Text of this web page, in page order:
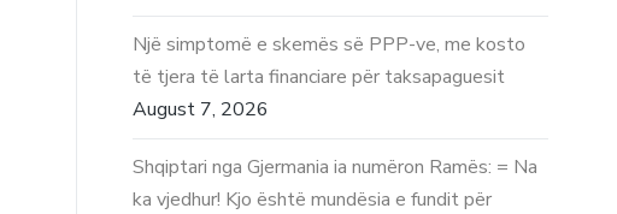
Një simptomë e skemës së PPP-ve, me kosto
të tjera të larta financiare për taksapaguesit
August 7, 2026
Shqiptari nga Gjermania ia numëron Ramës: = Na
ka vjedhur! Kjo është mundësia e fundit për